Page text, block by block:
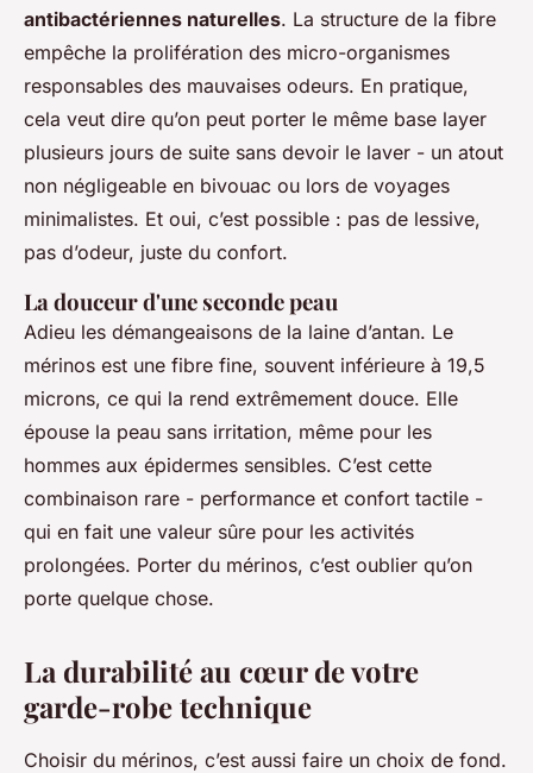
antibactériennes naturelles. La structure de la fibre
empêche la prolifération des micro-organismes
responsables des mauvaises odeurs. En pratique,
cela veut dire qu’on peut porter le même base layer
plusieurs jours de suite sans devoir le laver - un atout
non négligeable en bivouac ou lors de voyages
minimalistes. Et oui, c’est possible : pas de lessive,
pas d’odeur, juste du confort.
La douceur d'une seconde peau
Adieu les démangeaisons de la laine d’antan. Le
mérinos est une fibre fine, souvent inférieure à 19,5
microns, ce qui la rend extrêmement douce. Elle
épouse la peau sans irritation, même pour les
hommes aux épidermes sensibles. C’est cette
combinaison rare - performance et confort tactile -
qui en fait une valeur sûre pour les activités
prolongées. Porter du mérinos, c’est oublier qu’on
porte quelque chose.
La durabilité au cœur de votre
garde-robe technique
Choisir du mérinos, c’est aussi faire un choix de fond.